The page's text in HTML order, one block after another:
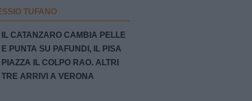
TUFANO
IL CATANZARO CAMBIA PELLE
E PUNTA SU PAFUNDI, IL PISA
PIAZZA IL COLPO RAO. ALTRI
TRE ARRIVI A VERONA